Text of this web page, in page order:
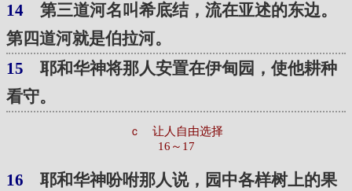
14 第三道河名叫希底结，流在亚述的东边。
第四道河就是伯拉河。
15 耶和华神将那人安置在伊甸园，使他耕种
看守。
ｃ 让人自由选择
16～17
16 耶和华神吩咐那人说，园中各样树上的果